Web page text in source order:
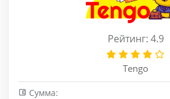
Рейтинг: 4.9
Tengo
Сумма: